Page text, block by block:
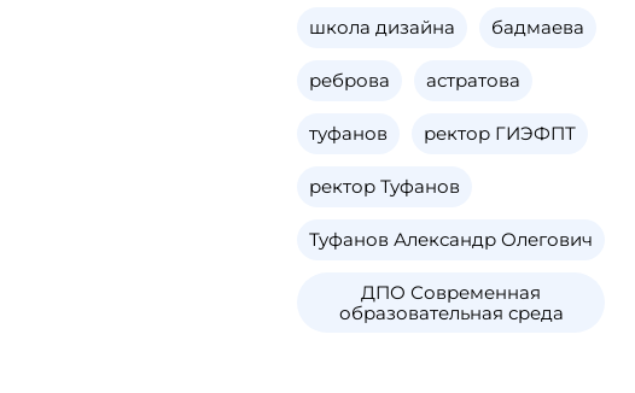
школа дизайна бадмаева
реброва астратова
туфанов ректор ГИЭФПТ
ректор Туфанов
Туфанов Александр Олегович
ДПО Современная
образовательная среда